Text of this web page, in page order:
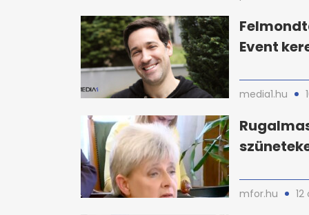
Event
media1.hu
mfor.hu 12